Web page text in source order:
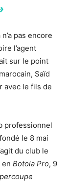
pas encore
l’agent
sur le point
Saïd
avec le fils de
professionnel
le 8 mai
du club le
en Botola Pro, 9